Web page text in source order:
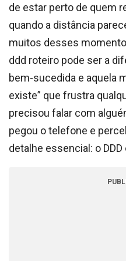
de estar perto de quem
quando a distância
muitos desses
ddd roteiro pode ser a
bem-sucedida e aquela
existe” que frustra
precisou falar com
pegou o telefone e
detalhe essencial: o DDD